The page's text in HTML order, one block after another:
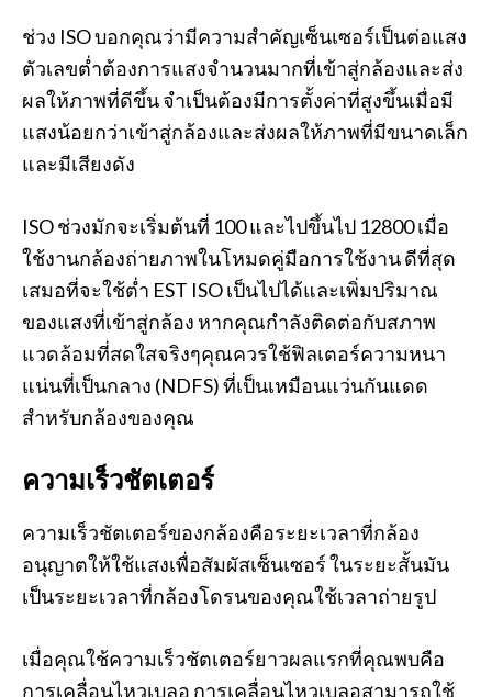
ช่วง ISO บอกคุณว่ามีความสำคัญเซ็นเซอร์เป็นต่อแสง
ตัวเลขต่ำต้องการแสงจำนวนมากที่เข้าสู่กล้องและส่ง
ผลให้ภาพที่ดีขึ้น จำเป็นต้องมีการตั้งค่าที่สูงขึ้นเมื่อมี
แสงน้อยกว่าเข้าสู่กล้องและส่งผลให้ภาพที่มีขนาดเล็ก
และมีเสียงดัง
ISO ช่วงมักจะเริ่มต้นที่ 100 และไปขึ้นไป 12800 เมื่อ
ใช้งานกล้องถ่ายภาพในโหมดคู่มือการใช้งาน ดีที่สุด
เสมอที่จะใช้ต่ำ EST ISO เป็นไปได้และเพิ่มปริมาณ
ของแสงที่เข้าสู่กล้อง หากคุณกำลังติดต่อกับสภาพ
แวดล้อมที่สดใสจริงๆคุณควรใช้ฟิลเตอร์ความหนา
แน่นที่เป็นกลาง (NDFS) ที่เป็นเหมือนแว่นกันแดด
สำหรับกล้องของคุณ
ความเร็วชัตเตอร์
ความเร็วชัตเตอร์ของกล้องคือระยะเวลาที่กล้อง
อนุญาตให้ใช้แสงเพื่อสัมผัสเซ็นเซอร์ ในระยะสั้นมัน
เป็นระยะเวลาที่กล้องโดรนของคุณใช้เวลาถ่ายรูป
เมื่อคุณใช้ความเร็วชัตเตอร์ยาวผลแรกที่คุณพบคือ
การเคลื่อนไหวเบลอ การเคลื่อนไหวเบลอสามารถใช้